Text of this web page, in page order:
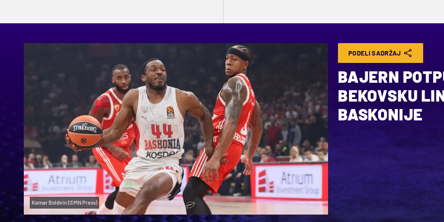
Kamar Boldvin (©MN Press)
PODELI SADRŽAJ
BAJERN
BEKOVSKU
BASKONIJE